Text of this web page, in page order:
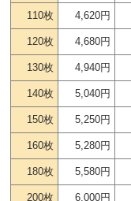
110枚 4,620円
120枚 4,680円
130枚 4,940円
140枚 5,040円
150枚 5,250円
160枚 5,280円
180枚 5,580円
200枚 6,000円